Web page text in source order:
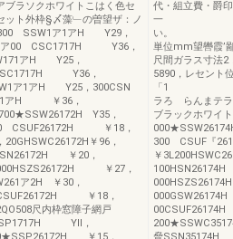
ブラソクホワイトこはく色セ
ット外枠§〆藻﹂の曽望ザ：ノ
800 SSW1ア1アH Y29，
00 CSC1717H Y36，
アH Y25，
Y36，
ア1アH Y25，300CSN
1アH ￥36，
Y35，
CSUF26172H ￥18，
￥96，
￥20，
￥27，
ア2H ￥30，
￥18，
尺内枠窓障子網戸
Yll，
代・組立費・爵
一 納期
単位mm望
尺間ガラス寸法2
5890，レ
「1 ■一
ラろ らんまテ
ブラックホワイ
300 CSUF『
￥